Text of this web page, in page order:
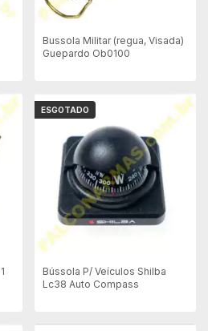
Bussola Militar (regua, Visada)
Guepardo Ob0100
ESGOTADO
Bússola P/ Veículos Shilba
Lc38 Auto Compass